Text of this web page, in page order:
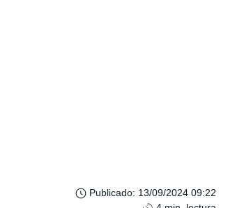
Publicado: 13/09/2024 09:22